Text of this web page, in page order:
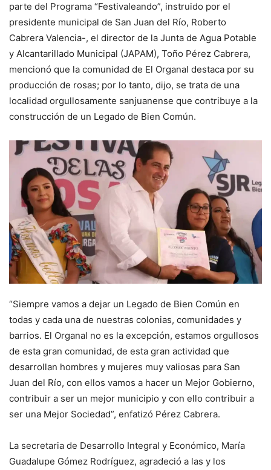
parte del Programa “Festivaleando”, instruido por el
presidente municipal de San Juan del Río, Roberto
Cabrera Valencia-, el director de la Junta de Agua Potable
y Alcantarillado Municipal (JAPAM), Toño Pérez Cabrera,
mencionó que la comunidad de El Organal destaca por su
producción de rosas; por lo tanto, dijo, se trata de una
localidad orgullosamente sanjuanense que contribuye a la
construcción de un Legado de Bien Común.
“Siempre vamos a dejar un Legado de Bien Común en
todas y cada una de nuestras colonias, comunidades y
barrios. El Organal no es la excepción, estamos orgullosos
de esta gran comunidad, de esta gran actividad que
desarrollan hombres y mujeres muy valiosas para San
Juan del Río, con ellos vamos a hacer un Mejor Gobierno,
contribuir a ser un mejor municipio y con ello contribuir a
ser una Mejor Sociedad”, enfatizó Pérez Cabrera.
La secretaria de Desarrollo Integral y Económico, María
Guadalupe Gómez Rodríguez, agradeció a las y los